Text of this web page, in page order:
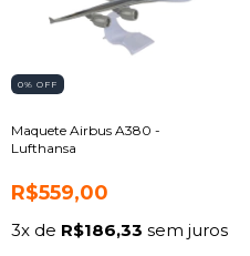
0% OFF
Maquete Airbus A380 -
Lufthansa
R$559,00
3x de R$186,33 sem juros